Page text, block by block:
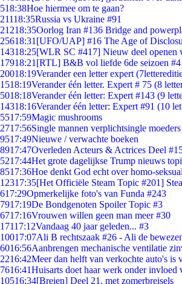
518:38Hoe hiermee om te gaan?
21118:35Russia vs Ukraine #91
21218:35Oorlog Iran #136 Bridge and
25618:31 [UFO/UAP] #16 The Age of
14318:25[WLR SC #417] Nieuw deel openen
17918:21 [RTL] B&B vol liefde 6de seizoen #4
20018:19Verander een letter expert
1518:19Verander één letter. Expert # 75 (8
5018:18Verander één letter: Expert #143 (9
14318:16Verander één letter: Expert #91 (10
5517:59Magic mushrooms
2717:56Single mannen verplichtsingle
9517:49Nieuwe / verwachte boeken
8917:47Overleden Acteurs & Actrices Deel
5217:44Het grote dagelijkse Trump nieuws
8517:36Hoe denkt God echt over homo-
12317:35[Het Officiële Steam Topic #201]
617:29Opmerkelijke foto's van Funda #243
7917:19De Bondgenoten Spoiler Topic #3
6717:16Vrouwen willen geen man meer #30
17117:12Vandaag 40 jaar geleden... #3
10017:07Ali B rechtszaak #26 - Ali de
6016:56Aanbrengen mechanische ventilatie
2216:42Meer dan helft van verkochte auto's is
7616:41Huisarts doet haar werk onder invloed
10516:34[Breien] Deel 21, met zomerbreisels